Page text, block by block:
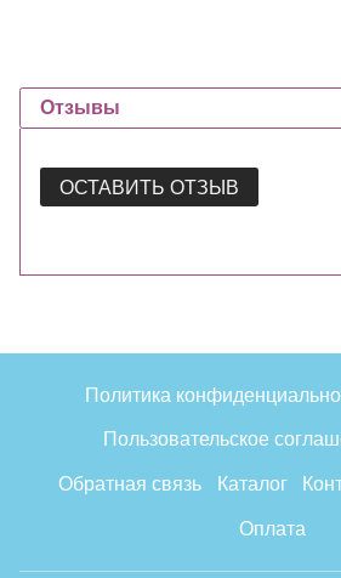
Отзывы
ОСТАВИТЬ ОТЗЫВ
Политика
Пользовательское
Обратная связь Каталог
Оплата